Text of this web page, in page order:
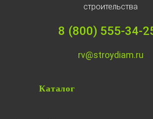
строительства
8 (800) 555-34-
rv@stroydiam.ru
Каталог